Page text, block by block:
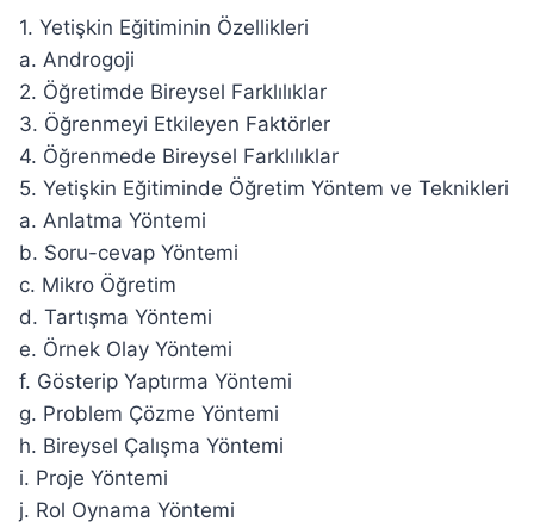
1. Yetişkin Eğitiminin Özellikleri
a. Androgoji
2. Öğretimde Bireysel Farklılıklar
3. Öğrenmeyi Etkileyen Faktörler
4. Öğrenmede Bireysel Farklılıklar
5. Yetişkin Eğitiminde Öğretim Yöntem ve Teknikleri
a. Anlatma Yöntemi
b. Soru-cevap Yöntemi
c. Mikro Öğretim
d. Tartışma Yöntemi
e. Örnek Olay Yöntemi
f. Gösterip Yaptırma Yöntemi
g. Problem Çözme Yöntemi
h. Bireysel Çalışma Yöntemi
i. Proje Yöntemi
j. Rol Oynama Yöntemi